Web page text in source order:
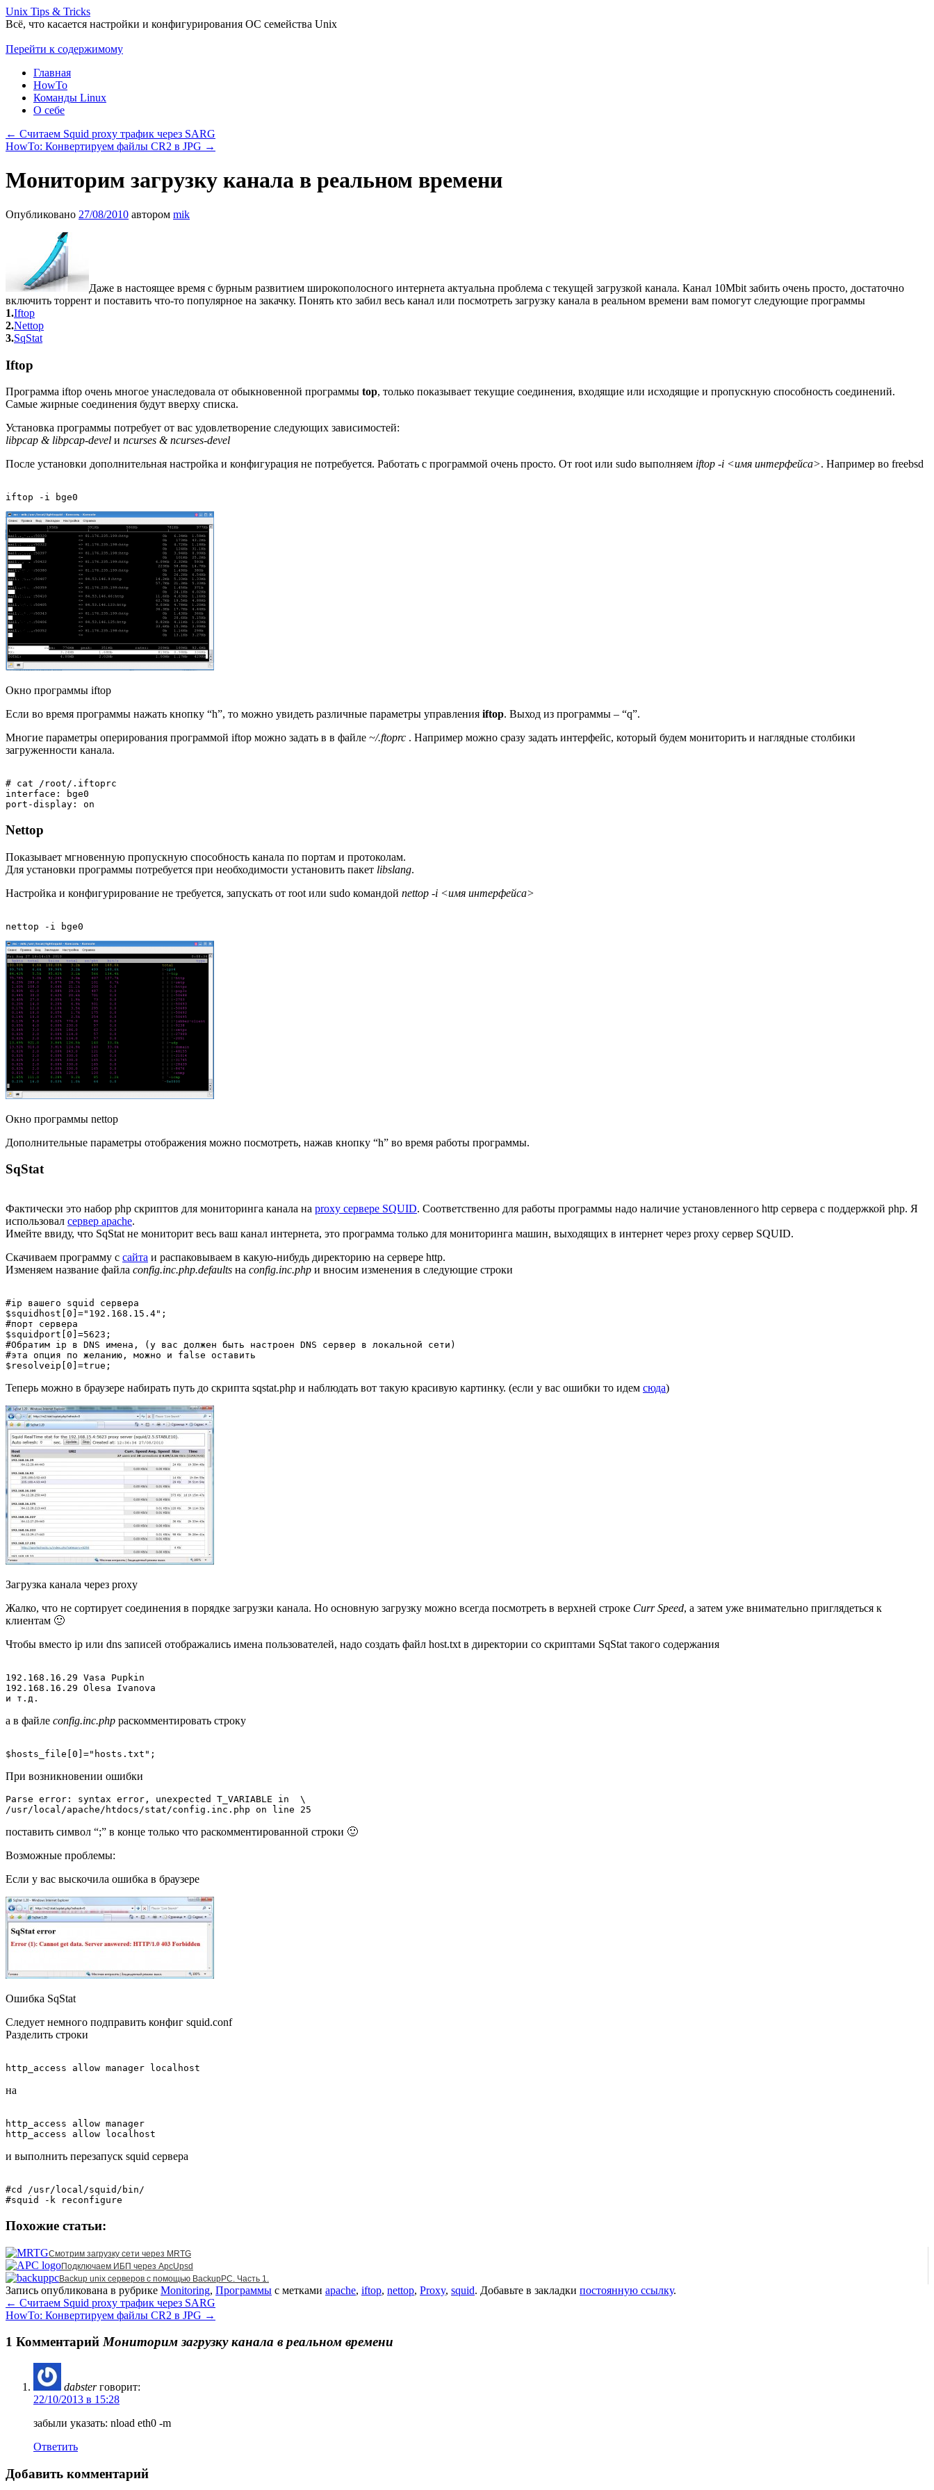
Unix Tips & Tricks
Всё, что касается настройки и конфигурирования ОС семейства Unix
Перейти к содержимому
Главная
HowTo
Команды Linux
О себе
← Считаем Squid proxy трафик через SARG
HowTo: Конвертируем файлы CR2 в JPG →
Мониторим загрузку канала в реальном времени
Опубликовано 27/08/2010 автором mik
Даже в настоящее время с бурным развитием широкополосного интернета актуальна проблема с текущей загрузкой канала. Канал 10Mbit забить очень просто, достаточно
включить торрент и поставить что-то популярное на закачку. Понять кто забил весь канал или посмотреть загрузку канала в реальном времени вам помогут следующие программы
1.Iftop
2.Nettop
3.SqStat
Iftop
Программа iftop очень многое унаследовала от обыкновенной программы top, только показывает текущие соединения, входящие или исходящие и пропускную способность соединений.
Самые жирные соединения будут вверху списка.
Установка программы потребует от вас удовлетворение следующих зависимостей:
libpcap & libpcap-devel и ncurses & ncurses-devel
После установки дополнительная настройка и конфигурация не потребуется. Работать с программой очень просто. От root или sudo выполняем iftop -i <имя интерфейса>. Например во freebsd
Окно программы iftop
Если во время программы нажать кнопку “h”, то можно увидеть различные параметры управления iftop. Выход из программы – “q”.
Многие параметры оперирования программой iftop можно задать в в файле ~/.ftoprc . Например можно сразу задать интерфейс, который будем мониторить и наглядные столбики
загруженности канала.
# cat /root/.iftoprc
interface: bge0
Nettop
Показывает мгновенную пропускную способность канала по портам и протоколам.
Для установки программы потребуется при необходимости установить пакет libslang.
Настройка и конфигурирование не требуется, запускать от root или sudo командой nettop -i <имя интерфейса>
Окно программы nettop
Дополнительные параметры отображения можно посмотреть, нажав кнопку “h” во время работы программы.
SqStat
Фактически это набор php скриптов для мониторинга канала на proxy сервере SQUID. Соответственно для работы программы надо наличие установленного http сервера с поддержкой php. Я
использовал сервер apache.
Имейте ввиду, что SqStat не мониторит весь ваш канал интернета, это программа только для мониторинга машин, выходящих в интернет через proxy сервер SQUID.
Скачиваем программу с сайта и распаковываем в какую-нибудь директорию на сервере http.
Изменяем название файла config.inc.php.defaults на config.inc.php и вносим изменения в следующие строки
#ip вашего squid сервера
$squidhost[0]="192.168.15.4";
#порт сервера
$squidport[0]=5623;
#Обратим ip в DNS имена, (у вас должен быть настроен DNS сервер в локальной сети)
#эта опция по желанию, можно и false оставить
Теперь можно в браузере набирать путь до скрипта sqstat.php и наблюдать вот такую красивую картинку. (если у вас ошибки то идем сюда)
Загрузка канала через proxy
Жалко, что не сортирует соединения в порядке загрузки канала. Но основную загрузку можно всегда посмотреть в верхней строке Curr Speed, а затем уже внимательно приглядеться к
клиентам 🙂
Чтобы вместо ip или dns записей отображались имена пользователей, надо создать файл host.txt в директории со скриптами SqStat такого содержания
192.168.16.29 Vasa Pupkin
192.168.16.29 Olesa Ivanova
а в файле config.inc.php раскомментировать строку
При возникновении ошибки
Parse error: syntax error, unexpected T_VARIABLE in  \
/usr/local/apache/htdocs/stat/config.inc.php on line 25
поставить символ “;” в конце только что раскомментированной строки 🙂
Возможные проблемы:
Если у вас выскочила ошибка в браузере
Ошибка SqStat
Следует немного подправить конфиг squid.conf
Разделить строки
на
http_access allow manager
и выполнить перезапуск squid сервера
#cd /usr/local/squid/bin/
Похожие статьи:
Смотрим загрузку сети через MRTG
Подключаем ИБП через ApcUpsd
Backup unix серверов с помощью BackupPC. Часть 1.
Запись опубликована в рубрике Monitoring, Программы с метками apache, iftop, nettop, Proxy, squid. Добавьте в закладки постоянную ссылку.
← Считаем Squid proxy трафик через SARG
HowTo: Конвертируем файлы CR2 в JPG →
1 КомментарийМониторим загрузку канала в реальном времени
dabster говорит:
22/10/2013 в 15:28
забыли указать: nload eth0 -m
Ответить
Добавить комментарий